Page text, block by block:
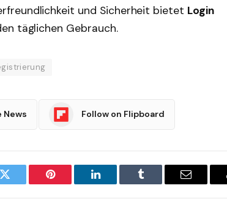
und Sicherheit bietet Login
täglichen Gebrauch.
News Follow on Flipboard
Twitter Pinterest LinkedIn Tumblr Email